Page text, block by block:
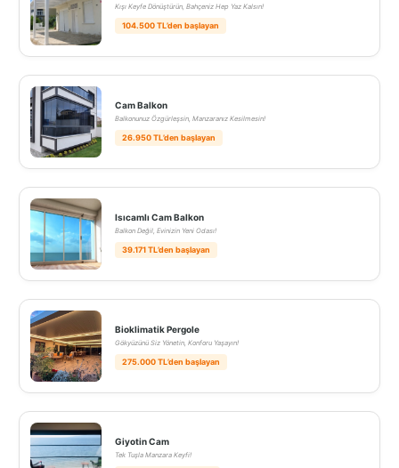
Kışı Keyfe Dönüştürün, Bahçeniz Hep Yaz Kalsın!
104.500 TL’den başlayan
Cam Balkon
Balkonunuz Özgürleşsin, Manzaranız Kesilmesin!
26.950 TL’den başlayan
Isıcamlı Cam Balkon
Balkon Değil, Evinizin Yeni Odası!
39.171 TL’den başlayan
Bioklimatik Pergole
Gökyüzünü Siz Yönetin, Konforu Yaşayın!
275.000 TL’den başlayan
Giyotin Cam
Tek Tuşla Manzara Keyfi!